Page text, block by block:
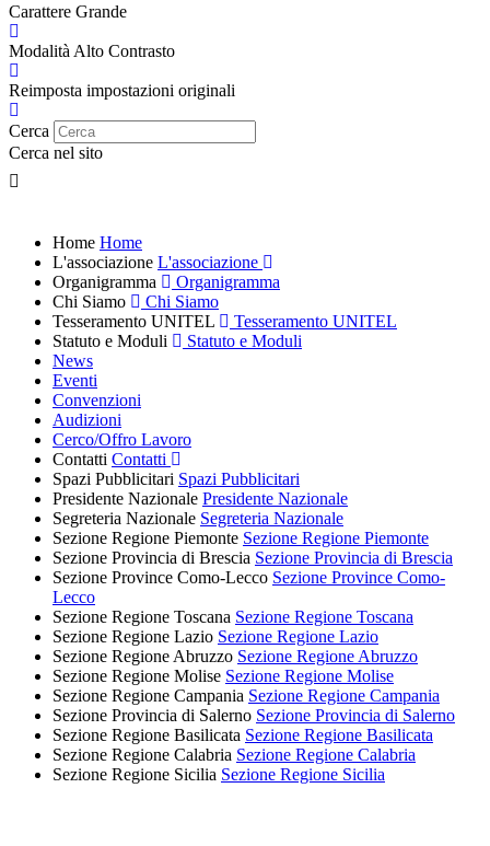
Carattere Grande
Modalità Alto Contrasto
Reimposta impostazioni originali
Cerca
Cerca nel sito
Home Home
L'associazione L'associazione
Organigramma
Organigramma
Chi Siamo
Chi Siamo
Tesseramento UNITEL
Tesseramento UNITEL
Statuto e Moduli
Statuto e Moduli
News
Eventi
Convenzioni
Audizioni
Cerco/Offro Lavoro
Contatti Contatti
Spazi Pubblicitari Spazi Pubblicitari
Presidente Nazionale Presidente Nazionale
Segreteria Nazionale Segreteria Nazionale
Sezione Regione Piemonte Sezione Regione Piemonte
Sezione Provincia di Brescia Sezione Provincia di Brescia
Sezione Province Como-Lecco Sezione Province Como-
Lecco
Sezione Regione Toscana Sezione Regione Toscana
Sezione Regione Lazio Sezione Regione Lazio
Sezione Regione Abruzzo Sezione Regione Abruzzo
Sezione Regione Molise Sezione Regione Molise
Sezione Regione Campania Sezione Regione Campania
Sezione Provincia di Salerno Sezione Provincia di Salerno
Sezione Regione Basilicata Sezione Regione Basilicata
Sezione Regione Calabria Sezione Regione Calabria
Sezione Regione Sicilia Sezione Regione Sicilia